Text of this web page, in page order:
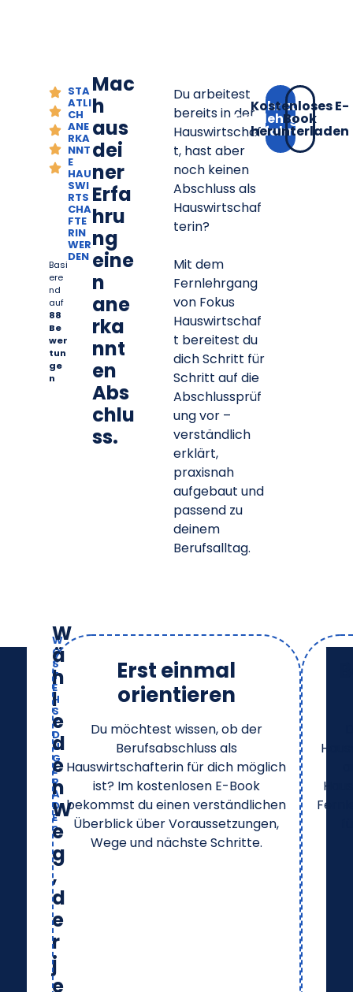
Basi
ere
nd
auf
88
Be
wer
tun
ge
n
STA
ATLI
CH
ANE
RKA
NNT
E
HAU
SWI
RTS
CHA
FTE
RIN
WER
DEN
Mac
h
aus
dei
ner
Erfa
hru
ng
eine
n
ane
rka
nnt
en
Abs
chlu
ss.
Du arbeitest
bereits in der
Hauswirtschaf
t, hast aber
noch keinen
Abschluss als
Hauswirtschaf
terin?
Mit dem
Fernlehrgang
von Fokus
Hauswirtschaf
t bereitest du
dich Schritt für
Schritt auf die
Abschlussprüf
ung vor –
verständlich
erklärt,
praxisnah
aufgebaut und
passend zu
deinem
Berufsalltag.
Mehr zum
Fernlehrgang
erfahren
Kostenloses E-
Book
herunterladen
W
O
S
T
E
H
S
T
D
U
G
E
R
A
D
E
?
W
ä
h
l
e
d
e
n
W
e
g
,
d
e
r
j
e
Erst einmal
orientieren
Du möchtest wissen, ob der
Berufsabschluss als
Hauswirtschafterin für dich möglich
ist? Im kostenlosen E-Book
bekommst du einen verständlichen
Überblick über Voraussetzungen,
Wege und nächste Schritte.